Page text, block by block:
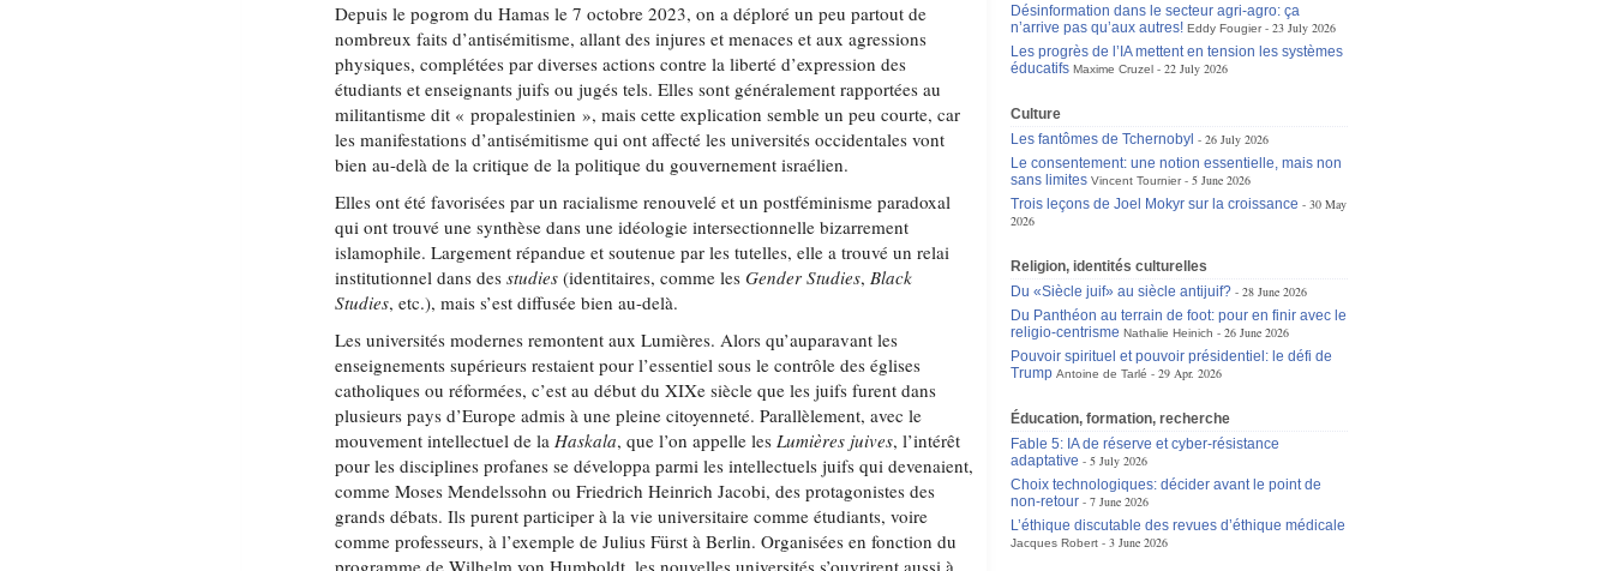
Depuis le pogrom du Hamas le 7 octobre 2023, on a déploré un peu partout de
nombreux faits d’antisémitisme, allant des injures et menaces et aux agressions
physiques, complétées par diverses actions contre la liberté d’expression des
étudiants et enseignants juifs ou jugés tels. Elles sont généralement rapportées au
militantisme dit « propalestinien », mais cette explication semble un peu courte, car
les manifestations d’antisémitisme qui ont affecté les universités occidentales vont
bien au-delà de la critique de la politique du gouvernement israélien.
Elles ont été favorisées par un racialisme renouvelé et un postféminisme paradoxal
qui ont trouvé une synthèse dans une idéologie intersectionnelle bizarrement
islamophile. Largement répandue et soutenue par les tutelles, elle a trouvé un relai
institutionnel dans desstudies (identitaires, comme lesGender Studies,Black
Studies, etc.), mais s’est diffusée bien au-delà.
Les universités modernes remontent aux Lumières. Alors qu’auparavant les
enseignements supérieurs restaient pour l’essentiel sous le contrôle des églises
catholiques ou réformées, c’est au début du XIXe siècle que les juifs furent dans
plusieurs pays d’Europe admis à une pleine citoyenneté. Parallèlement, avec le
mouvement intellectuel de laHaskala, que l’on appelle lesLumières juives, l’intérêt
pour les disciplines profanes se développa parmi les intellectuels juifs qui devenaient,
comme Moses Mendelssohn ou Friedrich Heinrich Jacobi, des protagonistes des
grands débats. Ils purent participer à la vie universitaire comme étudiants, voire
comme professeurs, à l’exemple de Julius Fürst à Berlin. Organisées en fonction du
programme de Wilhelm von Humboldt, les nouvelles universités s’ouvrirent aussi à
Désinformation dans le secteur agri-agro: ça
n’arrive pas qu’aux autres! Eddy Fougier
23 July 2026
Les progrès de l’IA mettent en tension les systèmes
éducatifs Maxime Cruzel 22 July 2026
Culture
Les fantômes de Tchernobyl
26 July 2026
Le consentement: une notion essentielle, mais non
sans limites Vincent Tournier
5 June 2026
Trois leçons de Joel Mokyr sur la croissance
30 May
2026
Religion, identités culturelles
Du «Siècle juif» au siècle antijuif?
28 June 2026
Du Panthéon au terrain de foot: pour en finir avec le
religio-centrisme Nathalie Heinich
26 June 2026
Pouvoir spirituel et pouvoir présidentiel: le défi de
Trump Antoine de Tarlé 29 Apr. 2026
Éducation, formation, recherche
Fable 5: IA de réserve et cyber-résistance
adaptative
5 July 2026
Choix technologiques: décider avant le point de
non-retour
7 June 2026
L’éthique discutable des revues d’éthique médicale
Jacques Robert 3 June 2026